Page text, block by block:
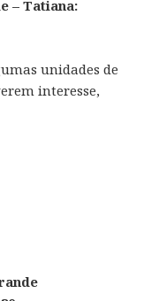
– Tatiana:
unidades de
interesse,